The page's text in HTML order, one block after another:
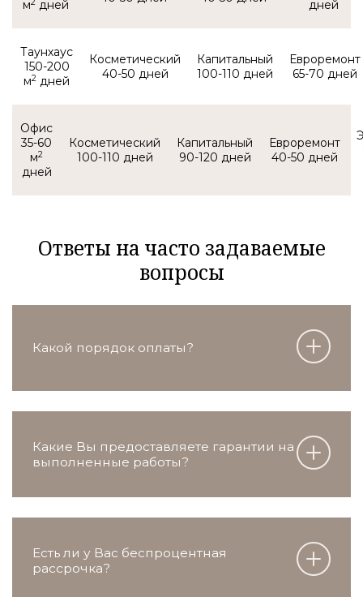
м
Таунхаус
150-200
м2 40-50 100-110 65-70
Офис
35-60
м2 100-110 90-120 40-50
Ответы на часто задаваемые
вопросы
Какой порядок оплаты?
Какие Вы предоставляете гарантии на
выполненные работы?
Есть ли у Вас беспроцентная
рассрочка?